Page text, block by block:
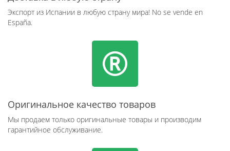
Экспорт из Испании в любую страну мира! No se vende en
España.
Оригинальное качество товаров
Мы продаем только оригинальные товары и производим
гарантийное обслуживание.